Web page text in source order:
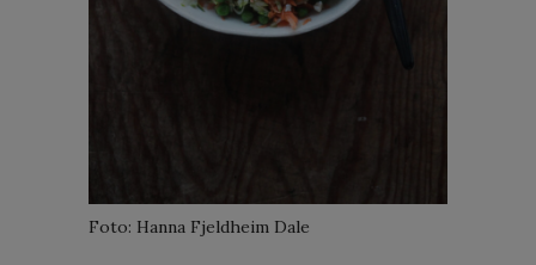
Foto: Hanna Fjeldheim Dale